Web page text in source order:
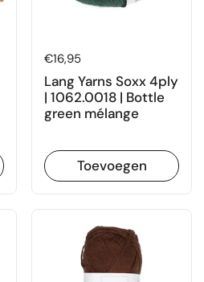
Prijs:
€16,95
Lang Yarns Soxx 4ply
| 1062.0018 | Bottle
green mélange
Toevoegen